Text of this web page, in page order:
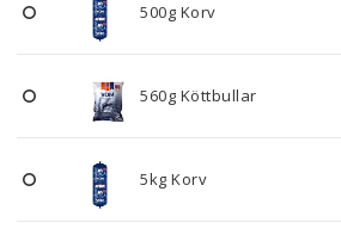
500g Korv
560g Köttbullar
5kg Korv